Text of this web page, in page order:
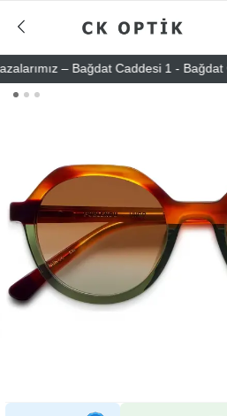
– Bağdat Caddesi 1 - Bağdat